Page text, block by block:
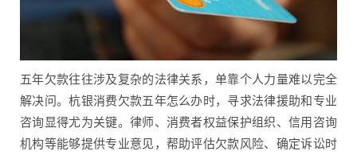
五年欠款往往涉及复杂的法律关系，单靠个人力量难以完全
解决问。杭银消费欠款五年怎么办时，寻求法律援助和专业
咨询显得尤为关键。律师、消费者权益保护组织、信用咨询
机构等能够提供专业意见，帮助评估欠款风险、确定诉讼时